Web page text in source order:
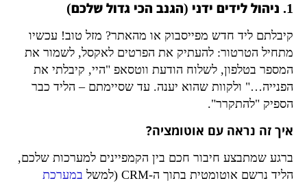
1. ניהול לידים ידני (הגנב הכי גדול שלכם)
קיבלתם ליד חדש מפייסבוק או מהאתר? מזל טוב! עכשיו
מתחיל הטרטור: להעתיק את הפרטים לאקסל, לשמור את
המספר בטלפון, לשלוח הודעת ווטסאפ "היי, קיבלתי את
הפנייה…" ולקוות שהוא יענה. עד שסיימתם – הליד כבר
הספיק "להתקרר".
איך זה נראה עם אוטומציה?
ברגע שמתבצע חיבור חכם בין הקמפיינים למערכות שלכם,
הליד נרשם אוטומטית בתוך ה-CRM (למשל
במערכת